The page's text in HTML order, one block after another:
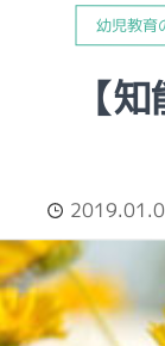
幼児教育
【